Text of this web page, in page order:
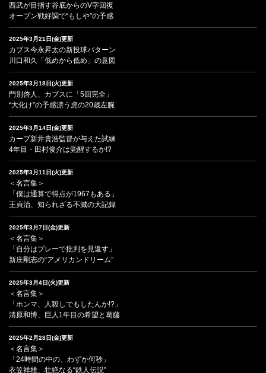
西武が目指す谷底からのV字回復
オープン戦好調で“もしや”の予感
2025年3月21日(金)更新
カブス今永昇太の新投球パターン
川口和久「低めから低め」の意図
2025年3月18日(火)更新
門別啓人、カブスに「5回完全」
“大化け”の予感漂う虎の20歳左腕
2025年3月14日(金)更新
カープ新井貴浩監督が与えた試練
4年目・田村俊介は覚醒するか!?
2025年3月11日(火)更新
＜名言集＞
「僕は通算で得点が1967もある」
王貞治、知られざる不滅の大記録
2025年3月7日(金)更新
＜名言集＞
「自分はプレーで批判を見返す」
新庄剛志の“アメリカンドリーム”
2025年3月4日(火)更新
＜名言集＞
「ホンマ、人殺しでもしたんか!?」
清原和博、巨人1年目の希望と葛藤
2025年2月28日(金)更新
＜名言集＞
「24時間の中の、わずか何秒」
衣笠祥雄、壮絶なる“鉄人伝説”